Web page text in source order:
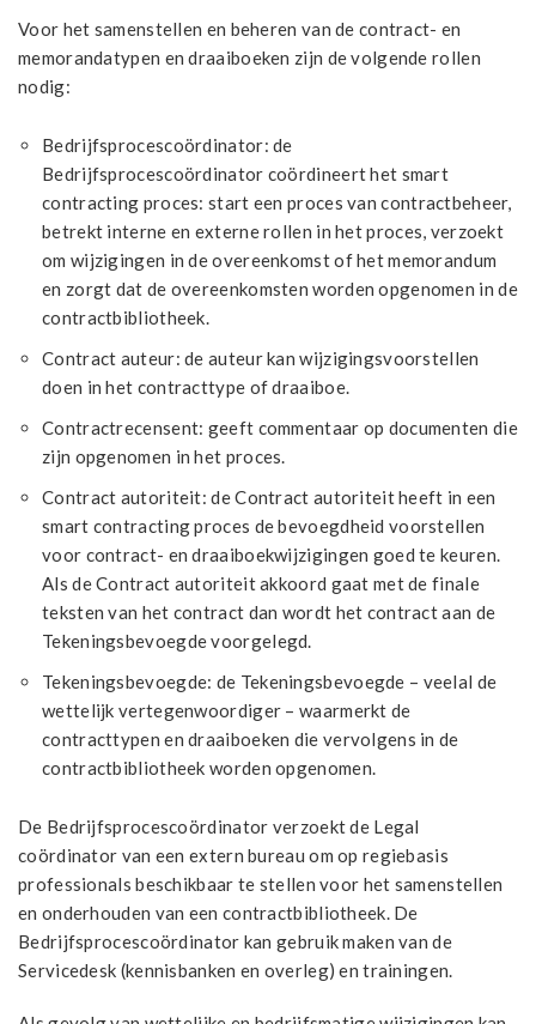
Voor het samenstellen en beheren van de contract- en
memorandatypen en draaiboeken zijn de volgende rollen
nodig:
Bedrijfsprocescoördinator: de
Bedrijfsprocescoördinator coördineert het smart
contracting proces: start een proces van contractbeheer,
betrekt interne en externe rollen in het proces, verzoekt
om wijzigingen in de overeenkomst of het memorandum
en zorgt dat de overeenkomsten worden opgenomen in de
contractbibliotheek.
Contract auteur: de auteur kan wijzigingsvoorstellen
doen in het contracttype of draaiboe.
Contractrecensent: geeft commentaar op documenten die
zijn opgenomen in het proces.
Contract autoriteit: de Contract autoriteit heeft in een
smart contracting proces de bevoegdheid voorstellen
voor contract- en draaiboekwijzigingen goed te keuren.
Als de Contract autoriteit akkoord gaat met de finale
teksten van het contract dan wordt het contract aan de
Tekeningsbevoegde voorgelegd.
Tekeningsbevoegde: de Tekeningsbevoegde – veelal de
wettelijk vertegenwoordiger – waarmerkt de
contracttypen en draaiboeken die vervolgens in de
contractbibliotheek worden opgenomen.
De Bedrijfsprocescoördinator verzoekt de Legal
coördinator van een extern bureau om op regiebasis
professionals beschikbaar te stellen voor het samenstellen
en onderhouden van een contractbibliotheek. De
Bedrijfsprocescoördinator kan gebruik maken van de
Servicedesk (kennisbanken en overleg) en trainingen.